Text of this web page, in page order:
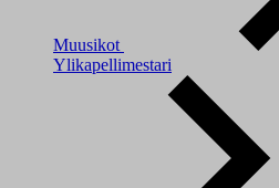
Muusikot
Ylikapellimestari